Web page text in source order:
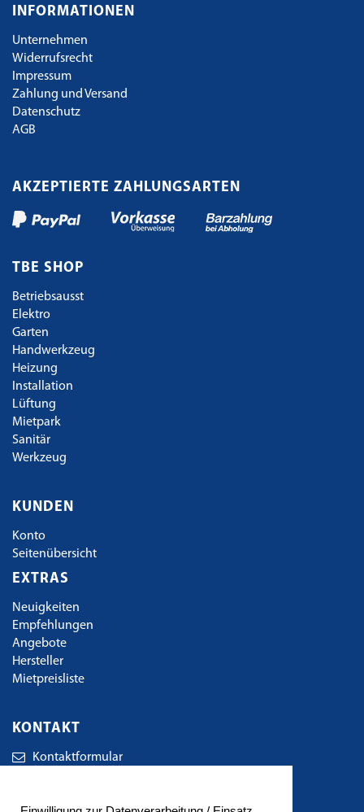
INFORMATIONEN
Unternehmen
Widerrufsrecht
Impressum
Zahlung und Versand
Datenschutz
AGB
AKZEPTIERTE ZAHLUNGSARTEN
TBE SHOP
Betriebsausst
Elektro
Garten
Handwerkzeug
Heizung
Installation
Lüftung
Mietpark
Sanitär
Werkzeug
KUNDEN
Konto
Seitenübersicht
EXTRAS
Neuigkeiten
Empfehlungen
Angebote
Hersteller
Mietpreisliste
KONTAKT
Kontaktformular